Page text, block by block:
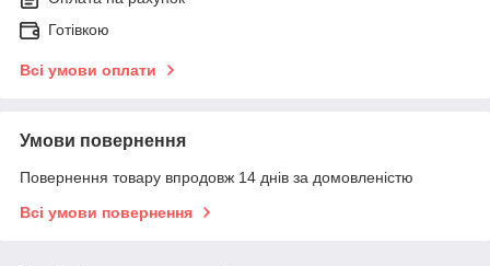
Готівкою
Всі умови оплати
Умови повернення
Повернення товару впродовж 14 днів за домовленістю
Всі умови повернення